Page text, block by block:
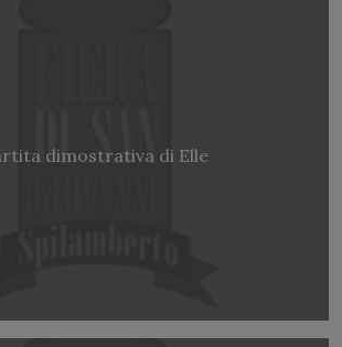
dimostrativa di Elle